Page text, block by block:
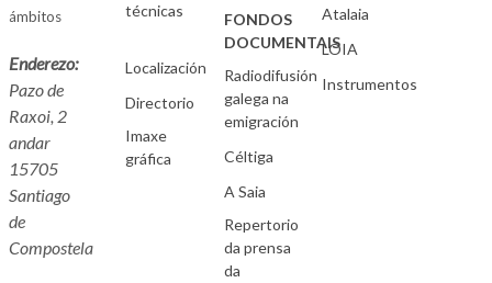
ámbitos
Enderezo:
Pazo de
Raxoi, 2
andar
15705
Santiago
de
Compostela
técnicas
Localización
Directorio
Imaxe
gráfica
FONDOS
DOCUMENTAIS
Radiodifusión
galega na
emigración
Céltiga
A Saia
Repertorio
da prensa
da
Atalaia
LOIA
Instrumentos